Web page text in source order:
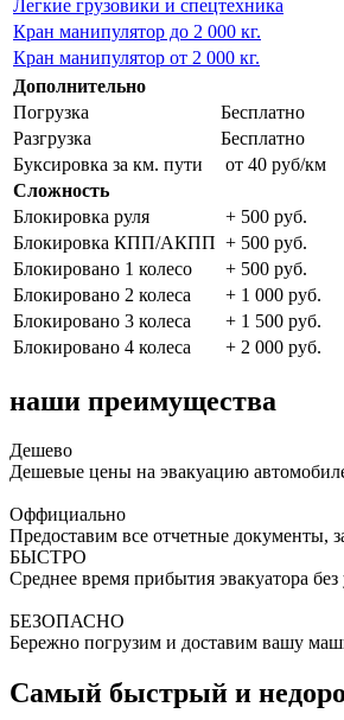
Легкие грузовики и спецтехника
Кран манипулятор до 2 000 кг.
Кран манипулятор от 2 000 кг.
Дополнительно
Погрузка
Бесплатно
Разгрузка
Бесплатно
Буксировка за км. пути
от 40 руб/км
Сложность
Блокировка руля
+ 500 руб.
Блокировка КПП/АКПП + 500 руб.
Блокировано 1 колесо
+ 500 руб.
Блокировано 2 колеса
+ 1 000 руб.
Блокировано 3 колеса
+ 1 500 руб.
Блокировано 4 колеса
+ 2 000 руб.
наши преимущества
Дешево
Дешевые цены на эвакуацию
Оффициально
Предоставим все отчетные документы,
БЫСТРО
Среднее время прибытия эвакуатора
БЕЗОПАСНО
Бережно погрузим и доставим вашу
Самый быстрый и